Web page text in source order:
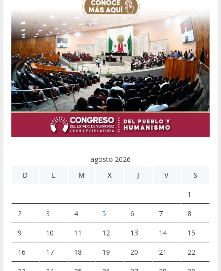
agosto 2026
D
L M X J V S
1
2 3 4 5 6 7 8
9 10 11 12 13 14 15
16 17 18 19 20 21 22